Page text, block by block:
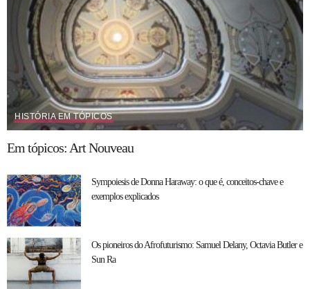
HISTÓRIA EM TÓPICOS
Em tópicos: Art Nouveau
Sympoiesis de Donna Haraway: o que é, conceitos-chave e
exemplos explicados
Os pioneiros do Afrofuturismo: Samuel Delany, Octavia Butler e
Sun Ra